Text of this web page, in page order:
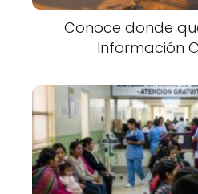
Conoce donde
Información